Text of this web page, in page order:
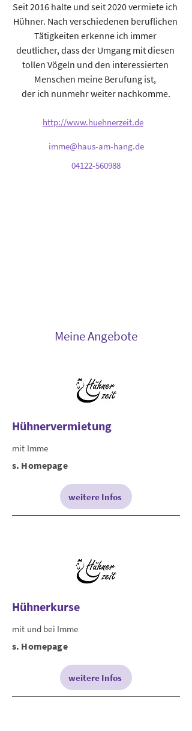
Seit 2016 halte und seit 2020 vermiete ich
Hühner. Nach verschiedenen beruflichen
Tätigkeiten erkenne ich immer
deutlicher, dass der Umgang mit diesen
tollen Vögeln und den interessierten
Menschen meine Berufung ist,
der ich nunmehr weiter nachkomme.
http://www.huehnerzeit.de
imme@haus-am-hang.de
04122-560988
Meine Angebote
Hühnervermietung
mit Imme
s. Homepage
weitere Infos
Hühnerkurse
mit und bei Imme
s. Homepage
weitere Infos